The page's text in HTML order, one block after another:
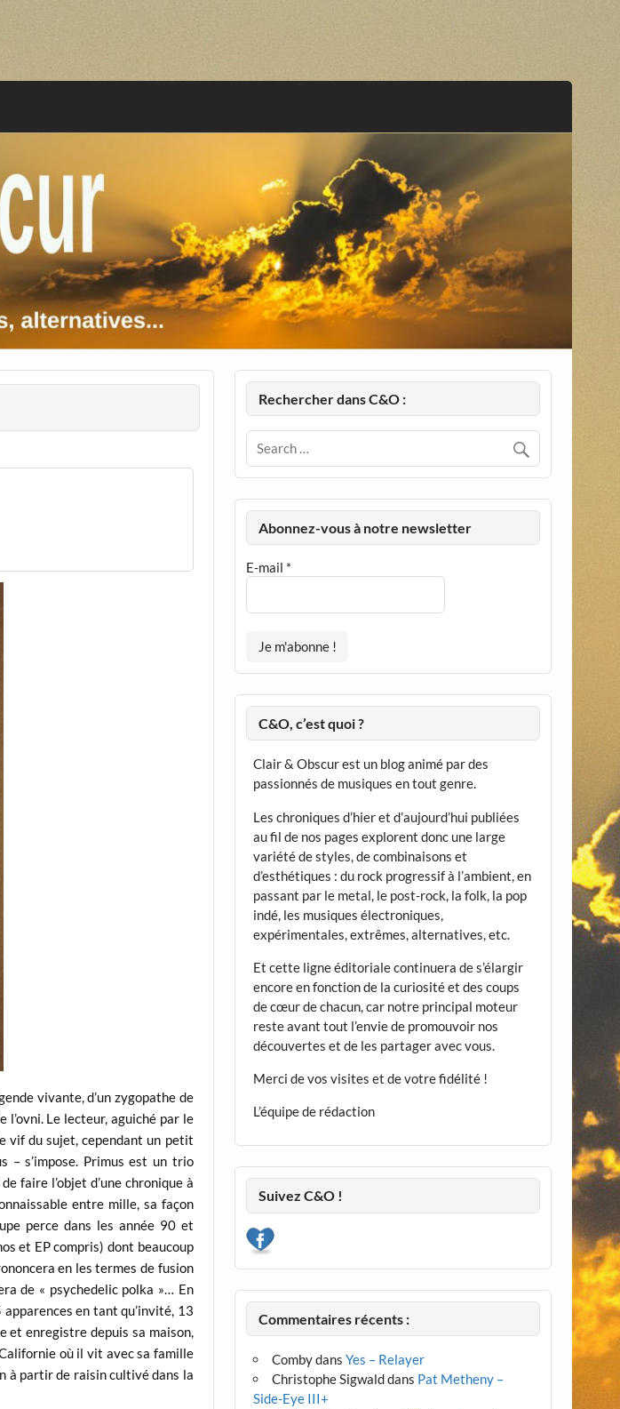
vivante, d’un zygopathe de
Le lecteur, aguiché par le
vif du sujet, cependant un petit
– s’impose. Primus est un trio
faire l’objet d’une chronique à
entre mille, sa façon
perce dans les année 90 et
et EP compris) dont beaucoup
en les termes de fusion
de « psychedelic polka »… En
en tant qu’invité, 13
et enregistre depuis sa maison,
Californie où il vit avec sa famille
à partir de raisin cultivé dans la
Rechercher dans C&O :
Abonnez-vous à notre newsletter
E-mail *
C&O, c’est quoi ?
Clair & Obscur est un blog animé par des
passionnés de musiques en tout genre.
Les chroniques d’hier et d’aujourd’hui publiées
au fil de nos pages explorent donc une large
variété de styles, de combinaisons et
d’esthétiques : du rock progressif à l’ambient, en
passant par le metal, le post-rock, la folk, la pop
indé, les musiques électroniques,
expérimentales, extrêmes, alternatives, etc.
Et cette ligne éditoriale continuera de s’élargir
encore en fonction de la curiosité et des coups
de cœur de chacun, car notre principal moteur
reste avant tout l’envie de promouvoir nos
découvertes et de les partager avec vous.
Merci de vos visites et de votre fidélité !
L’équipe de rédaction
Suivez C&O !
Commentaires récents :
CombydansYes – Relayer
Christophe Sigwalddans Pat Metheny –
Side-Eye III+